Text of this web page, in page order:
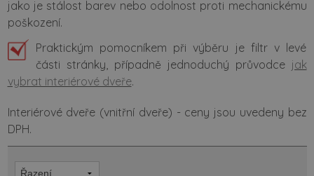
jako je stálost barev nebo odolnost proti mechanickému
poškození.
Praktickým pomocníkem při výběru je filtr v levé
části stránky, případně jednoduchý průvodce jak
vybrat interiérové dveře.
Interiérové dveře (vnitřní dveře) - ceny jsou uvedeny bez
DPH.